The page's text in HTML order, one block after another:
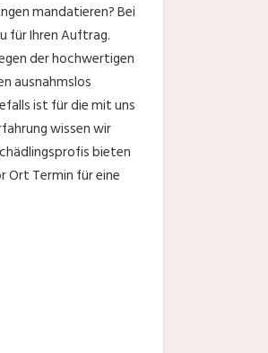
mandatieren? Bei
für Ihren Auftrag.
der hochwertigen
ausnahmslos
ist für die mit uns
wissen wir
bieten
Ort Termin für eine